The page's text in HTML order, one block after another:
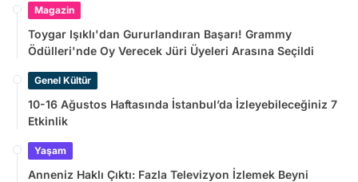
Magazin
Toygar Işıklı'dan Gururlandıran Başarı! Grammy
Ödülleri'nde Oy Verecek Jüri Üyeleri Arasına Seçildi
Genel Kültür
10-16 Ağustos Haftasında İstanbul’da İzleyebileceğiniz 7
Etkinlik
Yaşam
Anneniz Haklı Çıktı: Fazla Televizyon İzlemek Beyni